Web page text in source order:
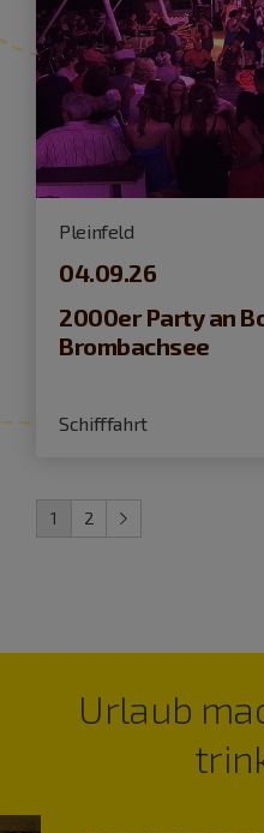
Pleinfeld
04.09.26
2000er Party an
Brombachsee
Schifffahrt
1 2
Urlaub